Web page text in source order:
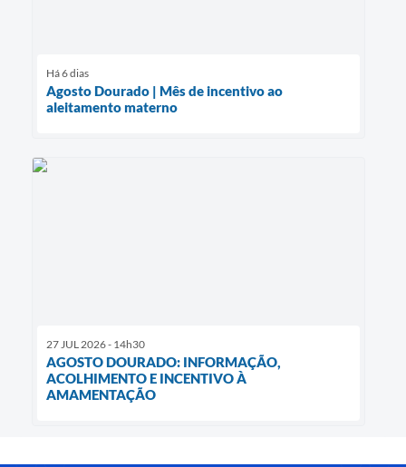
Há 6 dias
Agosto Dourado | Mês de incentivo ao
aleitamento materno
27 JUL 2026 - 14h30
AGOSTO DOURADO: INFORMAÇÃO,
ACOLHIMENTO E INCENTIVO À
AMAMENTAÇÃO